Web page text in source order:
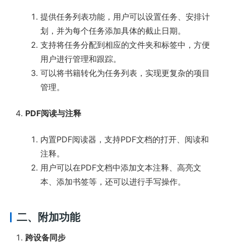
提供任务列表功能，用户可以设置任务、安排计
划，并为每个任务添加具体的截止日期。
支持将任务分配到相应的文件夹和标签中，方便
用户进行管理和跟踪。
可以将书籍转化为任务列表，实现更复杂的项目
管理。
PDF阅读与注释
内置PDF阅读器，支持PDF文档的打开、阅读和
注释。
用户可以在PDF文档中添加文本注释、高亮文
本、添加书签等，还可以进行手写操作。
二、附加功能
跨设备同步